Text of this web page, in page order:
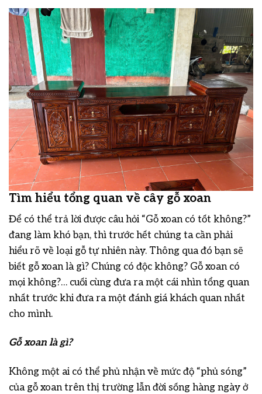
Tìm hiểu tổng quan về cây gỗ xoan
Để có thể trả lời được câu hỏi “Gỗ xoan có tốt không?”
đang làm khó bạn, thì trước hết chúng ta cần phải
hiểu rõ về loại gỗ tự nhiên này. Thông qua đó bạn sẽ
biết gỗ xoan là gì? Chúng có độc không? Gỗ xoan có
mọi không?… cuối cùng đưa ra một cái nhìn tổng quan
nhất trước khi đưa ra một đánh giá khách quan nhất
cho mình.
Gỗ xoan là gì?
Không một ai có thể phủ nhận về mức độ “phủ sóng”
của gỗ xoan trên thị trường lẫn đời sống hàng ngày ở